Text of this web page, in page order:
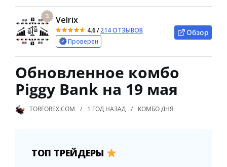
3 Velrix
4.6/214 ОТЗЫВОВ
Проверен
Обзор
Обновленное комбо
Piggy Bank на 19 мая
TORFOREX.COM 1 ГОД НАЗАД КОМБО ДНЯ
ТОП ТРЕЙДЕРЫ